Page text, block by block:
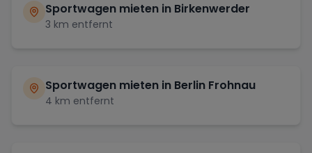
Sportwagen mieten in Birkenwerder
3 km entfernt
Sportwagen mieten in Berlin Frohnau
4 km entfernt